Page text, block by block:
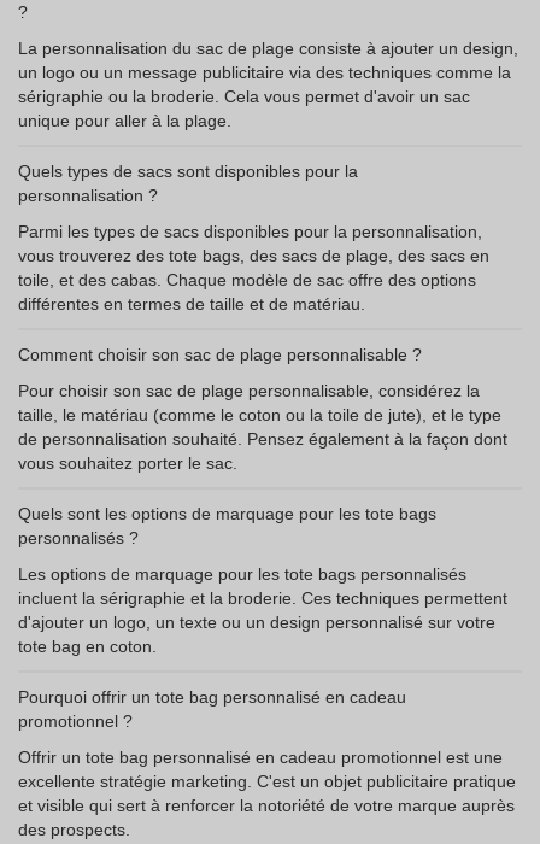
?
La personnalisation du sac de plage consiste à ajouter un design,
un logo ou un message publicitaire via des techniques comme la
sérigraphie ou la broderie. Cela vous permet d'avoir un sac
unique pour aller à la plage.
Quels types de sacs sont disponibles pour la
personnalisation ?
Parmi les types de sacs disponibles pour la personnalisation,
vous trouverez des tote bags, des sacs de plage, des sacs en
toile, et des cabas. Chaque modèle de sac offre des options
différentes en termes de taille et de matériau.
Comment choisir son sac de plage personnalisable ?
Pour choisir son sac de plage personnalisable, considérez la
taille, le matériau (comme le coton ou la toile de jute), et le type
de personnalisation souhaité. Pensez également à la façon dont
vous souhaitez porter le sac.
Quels sont les options de marquage pour les tote bags
personnalisés ?
Les options de marquage pour les tote bags personnalisés
incluent la sérigraphie et la broderie. Ces techniques permettent
d'ajouter un logo, un texte ou un design personnalisé sur votre
tote bag en coton.
Pourquoi offrir un tote bag personnalisé en cadeau
promotionnel ?
Offrir un tote bag personnalisé en cadeau promotionnel est une
excellente stratégie marketing. C'est un objet publicitaire pratique
et visible qui sert à renforcer la notoriété de votre marque auprès
des prospects.